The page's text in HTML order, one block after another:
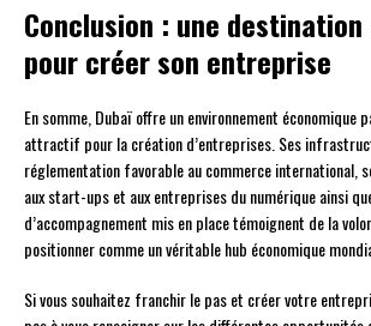
Conclusion : une
pour créer son entreprise
En somme, Dubaï offre un environnement économique
attractif pour la création d’entreprises. Ses
réglementation favorable au commerce international,
aux start-ups et aux entreprises du numérique ainsi
d’accompagnement mis en place témoignent de la
positionner comme un véritable hub économique
Si vous souhaitez franchir le pas et créer votre